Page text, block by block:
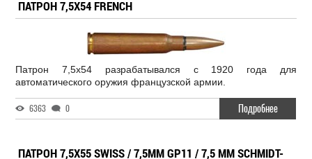
ПАТРОН 7,5X54 FRENCH
Патрон 7,5x54 разрабатывался с 1920 года для
автоматического оружия французской армии.
6363 0 Подробнее
ПАТРОН 7,5X55 SWISS / 7,5MM GP11 / 7,5 MM SCHMIDT-